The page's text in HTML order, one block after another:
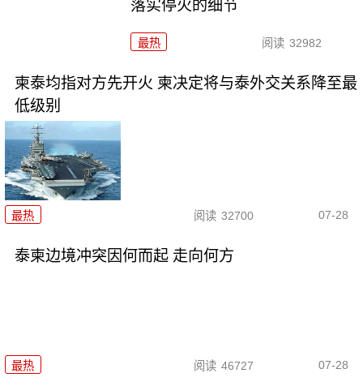
落实停火的细节
最热 阅读 32982
柬泰均指对方先开火 柬决定将与泰外交关系降至最
低级别
最热 阅读 32700 07-28
泰柬边境冲突因何而起 走向何方
最热 阅读 46727 07-28